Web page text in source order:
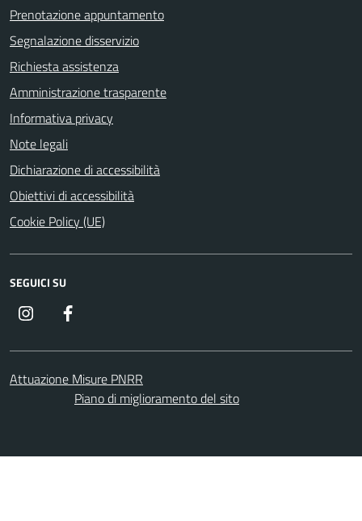
Prenotazione appuntamento
Segnalazione disservizio
Richiesta assistenza
Amministrazione trasparente
Informativa privacy
Note legali
Dichiarazione di accessibilità
Obiettivi di accessibilità
Cookie Policy (UE)
SEGUICI SU
Instagram
Attuazione Misure PNRR
Piano di miglioramento del sito